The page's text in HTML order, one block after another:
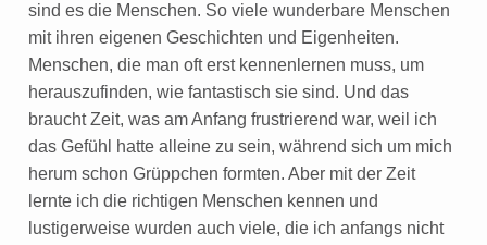
sind es die Menschen. So viele wunderbare Menschen
mit ihren eigenen Geschichten und Eigenheiten.
Menschen, die man oft erst kennenlernen muss, um
herauszufinden, wie fantastisch sie sind. Und das
braucht Zeit, was am Anfang frustrierend war, weil ich
das Gefühl hatte alleine zu sein, während sich um mich
herum schon Grüppchen formten. Aber mit der Zeit
lernte ich die richtigen Menschen kennen und
lustigerweise wurden auch viele, die ich anfangs nicht